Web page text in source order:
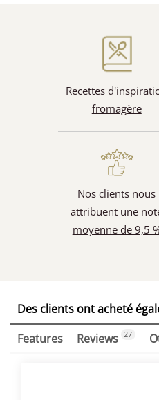
Recettes
fromagère
Nos clients nous
attribuent une
moyenne de 9,5
Des clients ont acheté
Features
Reviews 27